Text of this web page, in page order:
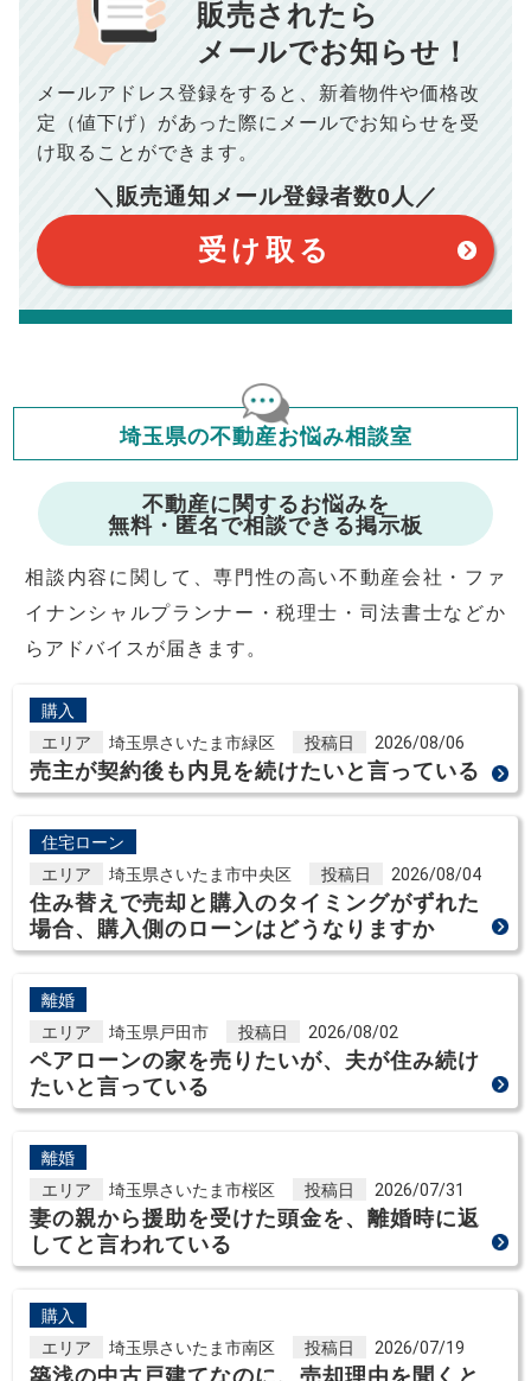
年間の支払額 10,005 円
総支払額 100,050 円
このシミュレーターは元利均等返済方式で試算しています。
このシミュレーターは、四捨五入にて計算しております。
このシミュレーターはお借り入れの全期間で金利が変わらない設
このシミュレーターでの結果は、お借り入れを保証するものでは
ありません。
このシミュレーターをご利用された方の、いかなる損害について
ますが、お借り入れの際に各金融機関にご相談ください。
会員マイページでは
修繕費・管理費の計算もできます
※購入価格よりも売却価格が高い場合、譲渡所得税が発生する
場合がございます。詳しくは最寄りの税務署などにご確認く
※シミュレーター結果はあくまでも概算であり、手残り金額を
保証するものではございません。
※上記売却費用には、住所変更登記の費用、引っ越し費用、住
宅ローンの一括繰上返済の手数料等は含まれておりませんの
で予めご了承ください。
おります。（物件価格×3%＋6万円＋消費税）
販売されたら
メールでお知らせ！
メールアドレス登録をすると、 新着物件や価格改
定（値下げ）があった際に メールでお知らせを受
け取ることができます。
＼販売通知メール登録者数0 人／
受け取る
埼玉県の不動産お悩み相談室
不動産に関するお悩みを
無料・匿名で相談できる掲示板
相談内容に関して、専門性の高い不動産会社・ファ
イナンシャルプランナー・税理士・司法書士などか
らアドバイスが届きます。
購入
エリア
埼玉県さいたま市緑区 投稿日 2026/08/06
売主が契約後も内見を続けたいと言っている
住宅ローン
エリア
埼玉県さいたま市中央区 投稿日 2026/08/04
住み替えで売却と購入のタイミングがずれた
場合、購入側のローンはどうなりますか
離婚
エリア
埼玉県戸田市 投稿日 2026/08/02
ペアローンの家を売りたいが、夫が住み続け
たいと言っている
離婚
エリア
埼玉県さいたま市桜区 投稿日 2026/07/31
妻の親から援助を受けた頭金を、離婚時に返
してと言われている
購入
エリア
埼玉県さいたま市南区 投稿日 2026/07/19
築浅の中古戸建てなのに、売却理由を聞くと